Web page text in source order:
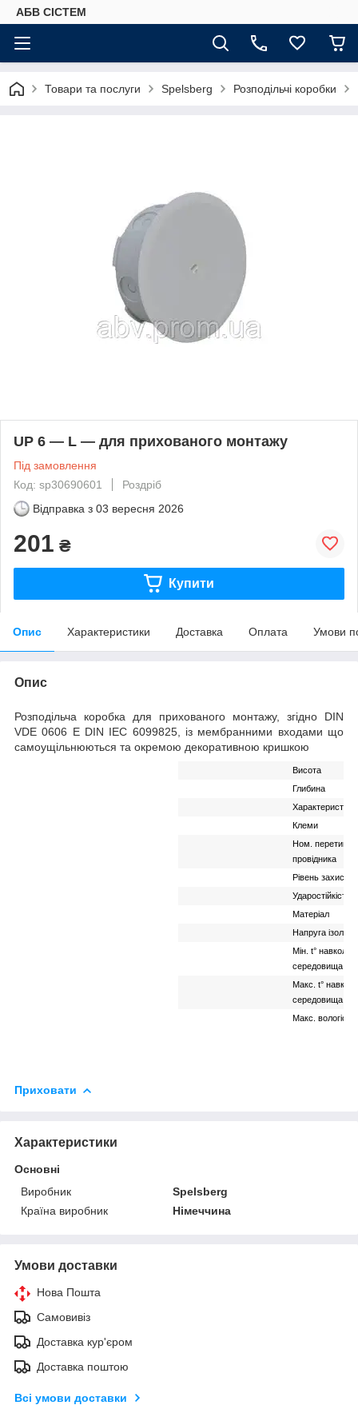
АБВ СІСТЕМ
Товари та послуги Spelsberg Розподільчі коробки
UP 6 — L — для прихованого монтажу
Під замовлення
Код: sp30690601
Роздріб
Відправка з 03 вересня 2026
201 ₴
Купити
Опис Характеристики Доставка Оплата Умови
Опис
Розподільча коробка для прихованого монтажу, згідно DIN
VDE 0606 E DIN IEC 60998­2­5, із мембранними входами що
самоущільнюються та окремою декоративною кришкою
Висота
Глибина
Характеристика
Клеми
Ном. перетин
провідника
Рівень захисту
Ударостійкість
Матеріал
Напруга ізоляції
Мін. t°
середовища
Макс. t°
середовища
Макс. вологість
Приховати
Характеристики
Основні
Виробник
Spelsberg
Країна виробник
Німеччина
Умови доставки
Нова Пошта
Самовивіз
Доставка кур'єром
Доставка поштою
Всі умови доставки